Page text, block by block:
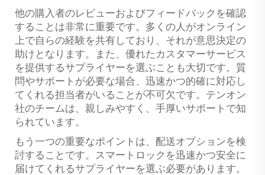
他の購入者のレビューおよびフィードバックを確認
することは非常に重要です。多くの人がオンライン
上で自らの経験を共有しており、それが意思決定の
助けとなります。また、優れたカスタマーサービス
を提供するサプライヤーを選ぶことも大切です。質
問やサポートが必要な場合、迅速かつ的確に対応し
てくれる担当者がいることが不可欠です。テンオン
社のチームは、親しみやすく、手厚いサポートで知
られています。
もう一つの重要なポイントは、配送オプションを検
討することです。スマートロックを迅速かつ安全に
届けてくれるサプライヤーを選ぶ必要があります。